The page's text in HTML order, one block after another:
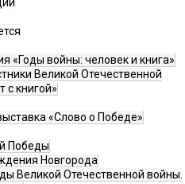
«Годы войны: человек и книга»
Великой Отечественной
с книгой»
«Слово о Победе»
Победы
Новгорода
Великой Отечественной войны.